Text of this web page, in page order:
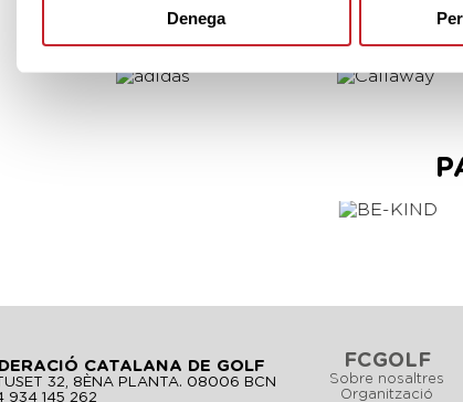
Denega
CATALANA DE GOLF
32, 8ÈNA PLANTA. 08006 BCN
934 145 262
FCGOLF
Sobre nosaltres
Organització